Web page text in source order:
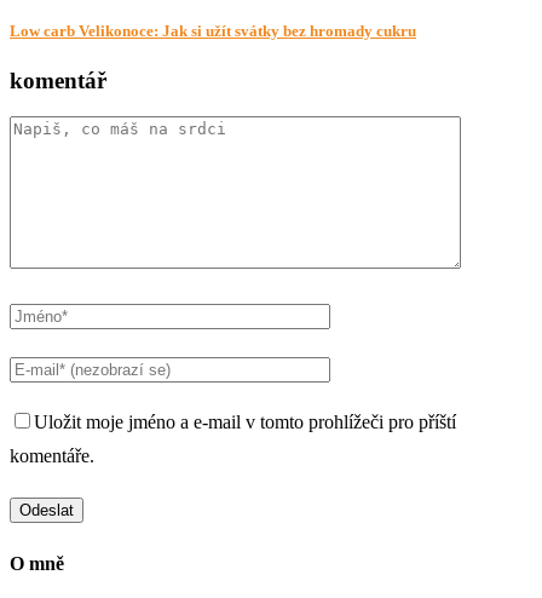
Low carb Velikonoce: Jak si užít svátky bez hromady cukru
komentář
Uložit moje jméno a e-mail v tomto prohlížeči pro příští
komentáře.
O mně